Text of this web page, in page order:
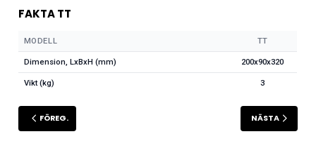
FAKTA TT
MODELL TT
Dimension, LxBxH (mm) 200x90x320
Vikt (kg) 3
FÖREG. NÄSTA